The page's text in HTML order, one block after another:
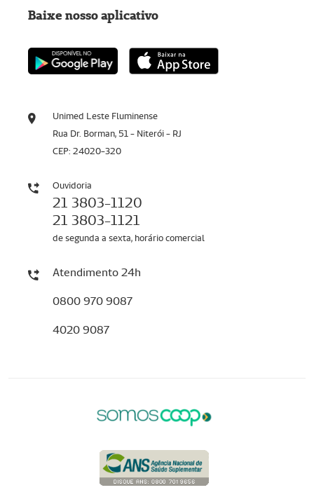
Unimed Leste Fluminense
Rua Dr. Borman, 51 - Niterói - RJ
CEP: 24020-320
Ouvidoria
21 3803-1120
21 3803-1121
de segunda a sexta, horário comercial
Atendimento 24h
0800 970 9087
4020 9087
Baixe nosso aplicativo